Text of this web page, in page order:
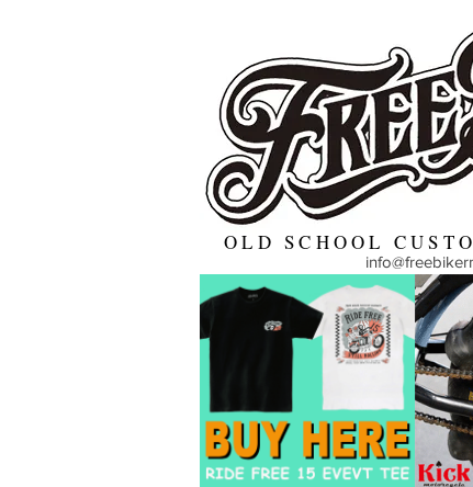
OLD SCHOOL